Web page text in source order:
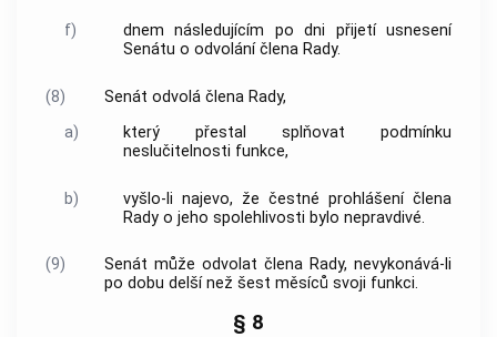
f)
dnem následujícím po dni přijetí usnesení
Senátu o odvolání člena Rady.
(8)
Senát odvolá člena Rady,
a)
který přestal splňovat podmínku
neslučitelnosti funkce,
b)
vyšlo-li najevo, že čestné prohlášení člena
Rady o jeho spolehlivosti bylo nepravdivé.
(9)
Senát může odvolat člena Rady, nevykonává-li
po dobu delší než šest měsíců svoji funkci.
§ 8